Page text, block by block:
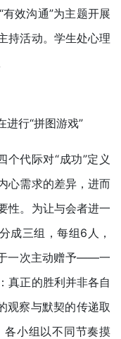
效沟通”为主题开展
持活动。学生处心理
游戏”
代际对“成功”定义
心需求的差异，进而
性。为让与会者进一
成三组，每组6人，
一次主动赠予——一
真正的胜利并非各自
观察与默契的传递取
小组以不同节奏摸